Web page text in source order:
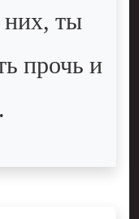
ты
прочь и